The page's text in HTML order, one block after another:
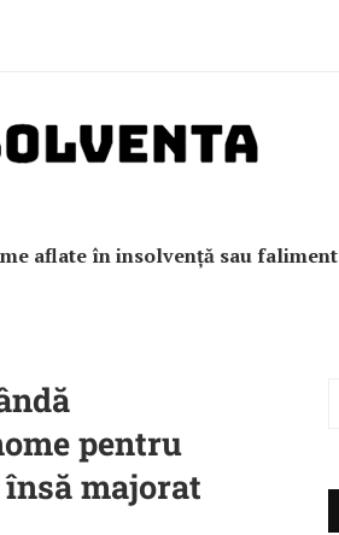
aflate în insolvență sau faliment
pentru
majorat